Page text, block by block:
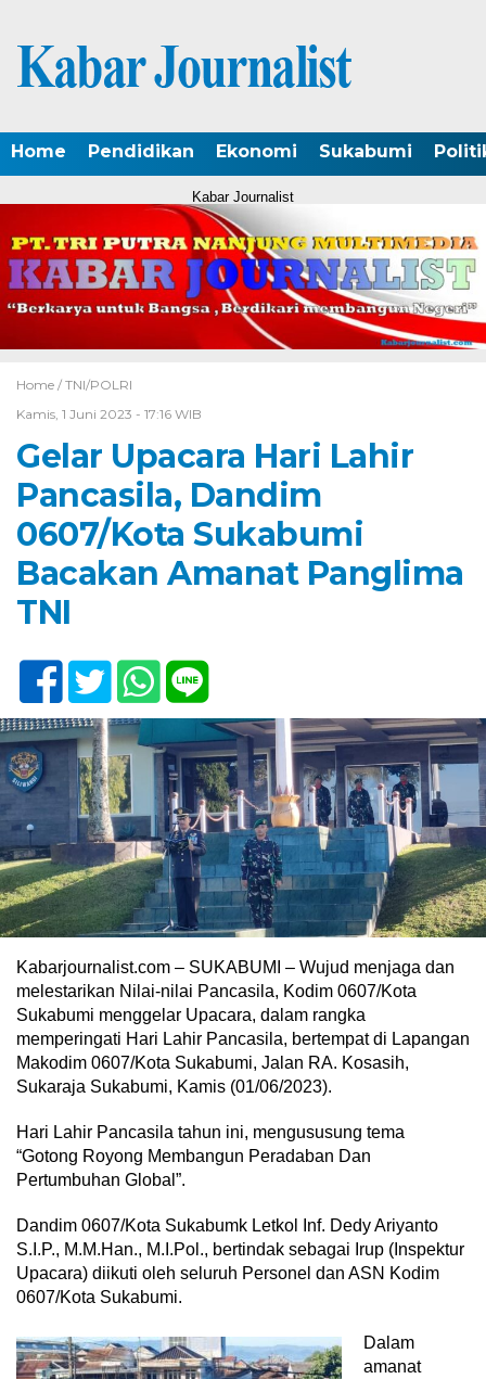
Home Pendidikan Ekonomi Sukabumi
Kabar Journalist
Home / TNI/POLRI
Kamis, 1 Juni 2023 - 17:16 WIB
Gelar Upacara Hari Lahir
Pancasila, Dandim
0607/Kota Sukabumi
Bacakan Amanat Panglima
TNI
Kabarjournalist.com – SUKABUMI – Wujud menjaga dan
melestarikan Nilai-nilai Pancasila, Kodim 0607/Kota
Sukabumi menggelar Upacara, dalam rangka
memperingati Hari Lahir Pancasila, bertempat di Lapangan
Makodim 0607/Kota Sukabumi, Jalan RA. Kosasih,
Sukaraja Sukabumi, Kamis (01/06/2023).
Hari Lahir Pancasila tahun ini, mengususung tema
“Gotong Royong Membangun Peradaban Dan
Pertumbuhan Global”.
Dandim 0607/Kota Sukabumk Letkol Inf. Dedy Ariyanto
S.I.P., M.M.Han., M.I.Pol., bertindak sebagai Irup (Inspektur
Upacara) diikuti oleh seluruh Personel dan ASN Kodim
0607/Kota Sukabumi.
Dalam
amanat